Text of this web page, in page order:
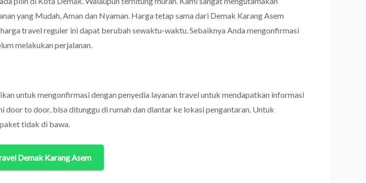
yang Mudah, Aman dan Nyaman. Harga tetap sama dari Demak Karang Asem
travel reguler ini dapat berubah sewaktu-waktu. Sebaiknya Anda mengonfirmasi
melakukan perjalanan.
untuk mengonfirmasi dengan penyedia layanan travel untuk mendapatkan informasi
to door, bisa ditunggu di rumah dan diantar ke lokasi pengantaran. Untuk
tidak di bawa.
Demak Karang Asem